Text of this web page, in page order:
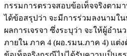
กรรมการตรวจสอบข้อเท็จจริงตา
ได้ข้อสรุปว่า จะมีการร่วมลงนามใ
ผลการเจรจา ซึ่งระบุว่า จะให้ผู้อำ
ภายใน ภาค 4 (ผอ.รมน.ภาค 4) แต่